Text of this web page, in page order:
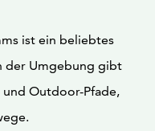
ist ein beliebtes
der Umgebung gibt
Outdoor-Pfade,